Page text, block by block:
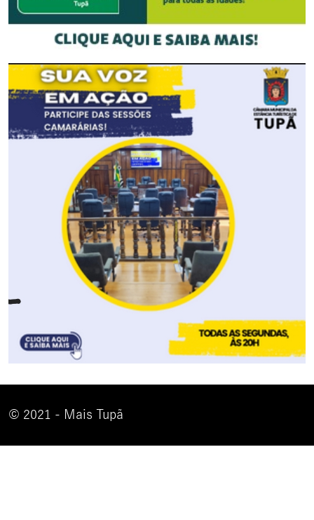
© 2021 - Mais Tupã